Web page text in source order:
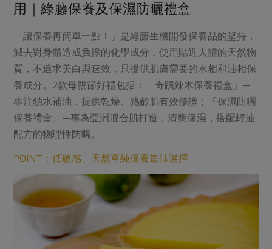
用｜綠藤保養及保濕防曬禮盒
「讓保養再簡單一點！」是綠藤生機開發保養品的堅持，
減去對身體造成負擔的化學成分，使用貼近人體的天然物
質，不追求美白與速效，只提供肌膚需要的水相和油相保
養成分。2款母親節好禮包括：「奇蹟辣木保養禮盒」—
專注鎖水補油，提供乾燥、熟齡肌有效修護；「保濕防曬
保養禮盒」—專為亞洲混合肌打造，清爽保濕，搭配輕油
配方的物理性防曬。
POINT：低敏感、天然單純保養最佳選擇